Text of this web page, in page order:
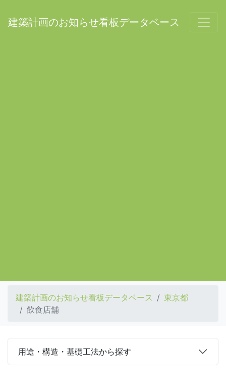
建築計画のお知らせ看板データベース
建築計画のお知らせ看板データベース
東京都
飲食店舖
用途・構造・基礎工法から探す